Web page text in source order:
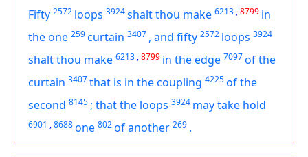
Fifty 2572 loops 3924shalt thou make 6213 ,8799 in
the one 259curtain 3407 , and fifty 2572 loops 3924
shalt thou make 6213 ,8799 in the edge 7097of the
curtain 3407that is in the coupling 4225of the
second 8145 ; that the loops 3924 may take hold
6901 ,8688one 802of another 269 .